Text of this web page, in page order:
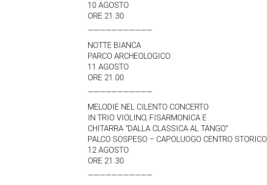
10 AGOSTO
ORE 21.30
———————————
NOTTE BIANCA
PARCO ARCHEOLOGICO
11 AGOSTO
ORE 21.00
———————————
MELODIE NEL CILENTO CONCERTO
IN TRIO VIOLINO, FISARMONICA E
CHITARRA “DALLA CLASSICA AL TANGO”
PALCO SOSPESO – CAPOLUOGO CENTRO STORICO
12 AGOSTO
ORE 21.30
———————————